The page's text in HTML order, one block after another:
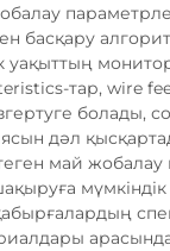
басқару
уақыттың
тар, wire
болады,
дәл
май
мүмкіндік